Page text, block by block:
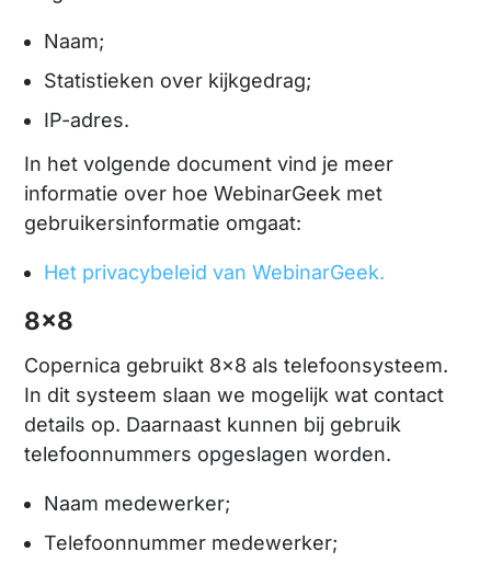
Naam;
Statistieken over kijkgedrag;
IP-adres.
In het volgende document vind je meer
informatie over hoe WebinarGeek met
gebruikersinformatie omgaat:
Het privacybeleid van WebinarGeek.
8x8
Copernica gebruikt 8x8 als telefoonsysteem.
In dit systeem slaan we mogelijk wat contact
details op. Daarnaast kunnen bij gebruik
telefoonnummers opgeslagen worden.
Naam medewerker;
Telefoonnummer medewerker;